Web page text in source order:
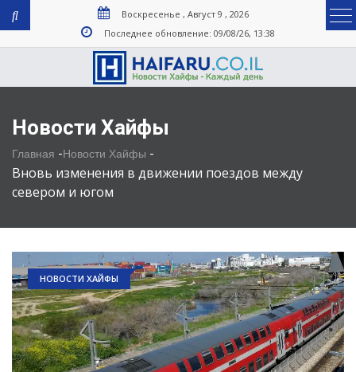
Воскресенье , Август 9 , 2026
Последнее обновление: 09/08/26, 13:38
Новости Хайфы
Главная -Новости Хайфы -
Вновь изменения в движении поездов между
севером и югом
НОВОСТИ ХАЙФЫ